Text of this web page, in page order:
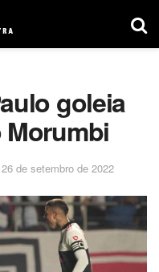
goleia
Morumbi
26 de setembro de 2022